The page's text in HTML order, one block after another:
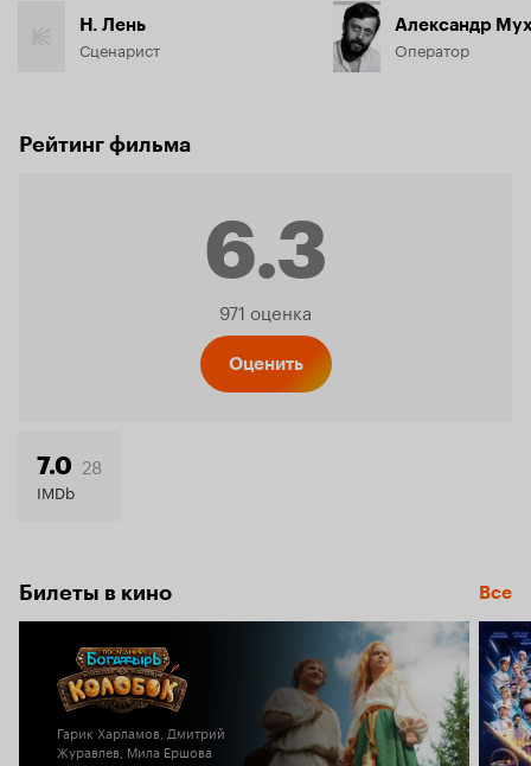
Н. Лень
Сценарист
Александр
Оператор
Рейтинг фильма
6.3
Рейтинг
971 оценка
Оценить
7.0 28
IMDb
Билеты в кино Все
Гарик Харламов, Дмитрий
Журавлев, Мила Ершова